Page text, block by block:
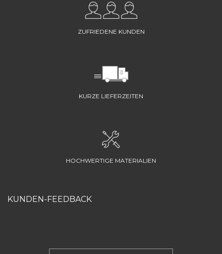
ZUFRIEDENE KUNDEN
KURZE LIEFERZEITEN
HOCHWERTIGE MATERIALIEN
KUNDEN-FEEDBACK